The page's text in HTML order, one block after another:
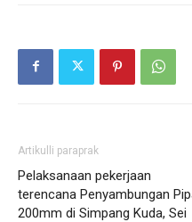
Artikulli paraprak
Pelaksanaan pekerjaan
terencana Penyambungan
200mm di Simpang Kuda, Sei